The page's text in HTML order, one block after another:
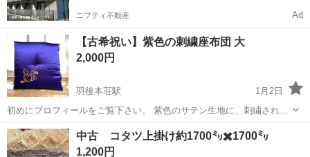
ニフティ不動産 Ad
【古希祝い】紫色の刺繍座布団 大
2,000円
羽後本荘駅
1月2日
初めにプロフィールをご覧下さい。 紫色のサテン生地に、刺繍された
ひょうたんのデザインが施された大きな座布団です。 1度使用して保
管しておりました。 汚れ等ありません。 65㌢×65㌢ ふわふわしていて
座り心地は最高だ...
秋田 由利本荘市 羽後本荘駅 ファブリック、カバー
ひょうたん
中古 コタツ上掛け約1700㍉✖️1700㍉
1,200円